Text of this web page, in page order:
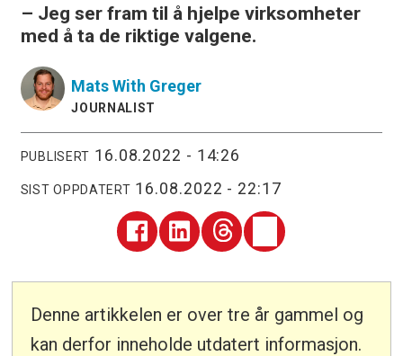
– Jeg ser fram til å hjelpe virksomheter
med å ta de riktige valgene.
MatsWith Greger
JOURNALIST
PUBLISERT 16.08.2022 - 14:26
SIST OPPDATERT 16.08.2022 - 22:17
Denne artikkelen er over tre år gammel og
kan derfor inneholde utdatert informasjon.